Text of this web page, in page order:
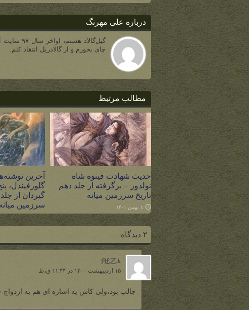
درباره علی مهرنگ
گیل‌گالاد
چای بخورم و از گالادریل انتقاد کنم.
مطالب مرتبط
حدیث شهادت فینوه شاه
نولدور – برگرفته از جلد دهم
تاریخ سرزمین میانه
۸ بهمن ۱۴۰۱
آخرین
گلورفیندل،
سرزمین
۲ دیدگاه
Я£乙ﾑ
۱۵ اردیبهشت ۱۴۰۰ در ۱۱:۴۴ ق٫ظ
جالب بود،ولی کاش یه اشاره ای هم به